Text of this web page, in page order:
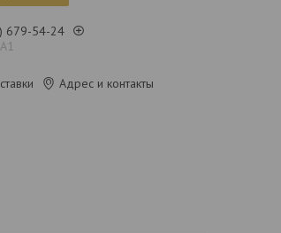
679-54-24
А1
Адрес и контакты